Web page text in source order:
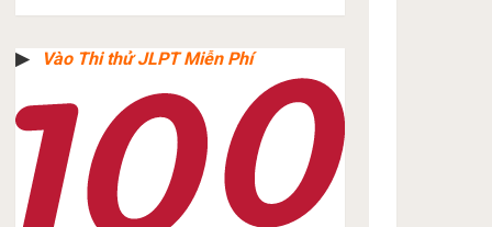
▶︎ Vào Thi thử JLPT Miễn Phí